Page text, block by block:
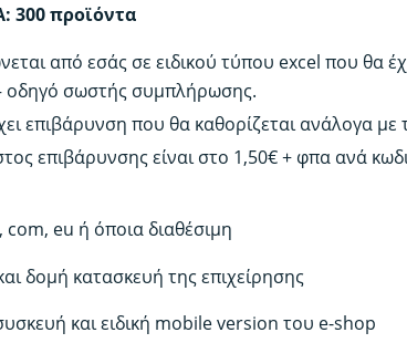
προϊόντα
από εσάς σε ειδικού τύπου excel που θα
οδηγό σωστής συμπλήρωσης.
επιβάρυνση που θα καθορίζεται ανάλογα με
επιβάρυνσης είναι στο 1,50€ + φπα ανά
com, eu ή όποια διαθέσιμη
δομή κατασκευή της επιχείρησης
και ειδική mobile version του e-shop